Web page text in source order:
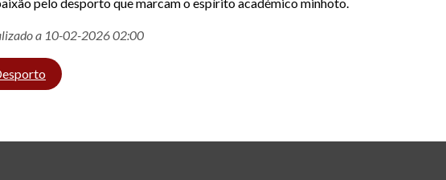
pelo desporto que marcam o espírito académico minhoto.
a 10-02-2026 02:00